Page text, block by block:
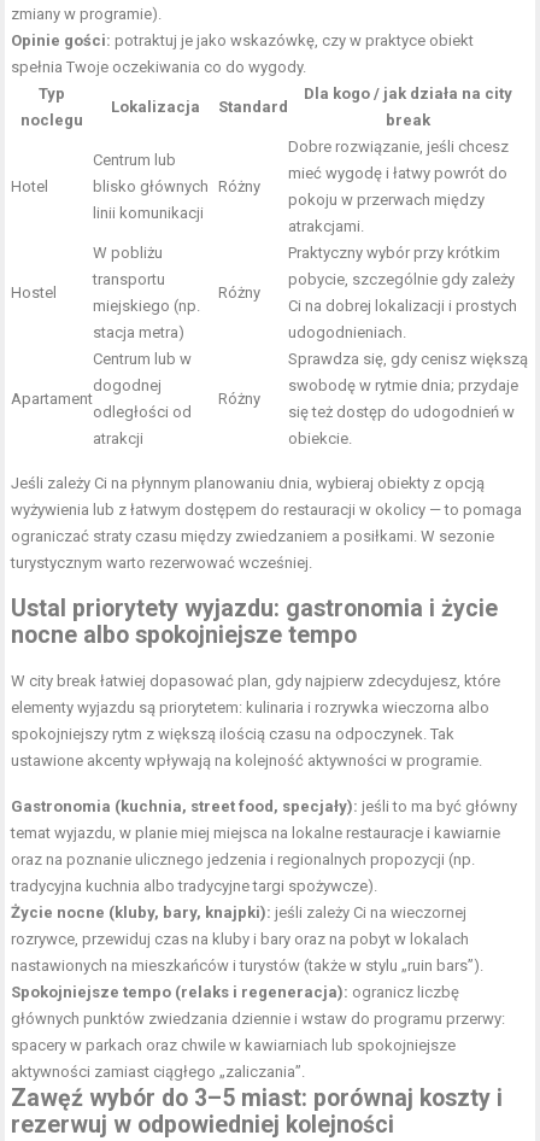
zmiany w programie).
Opinie gości: potraktuj je jako wskazówkę, czy w praktyce obiekt
spełnia Twoje oczekiwania co do wygody.
Typ
noclegu
Lokalizacja Standard
Dla kogo / jak działa na city
break
Hotel
Centrum lub
blisko głównych
linii komunikacji
Różny
Dobre rozwiązanie, jeśli chcesz
mieć wygodę i łatwy powrót do
pokoju w przerwach między
atrakcjami.
Hostel
W pobliżu
transportu
miejskiego (np.
stacja metra)
Różny
Praktyczny wybór przy krótkim
pobycie, szczególnie gdy zależy
Ci na dobrej lokalizacji i prostych
udogodnieniach.
Apartament
Centrum lub w
dogodnej
odległości od
atrakcji
Różny
Sprawdza się, gdy cenisz większą
swobodę w rytmie dnia; przydaje
się też dostęp do udogodnień w
obiekcie.
Jeśli zależy Ci na płynnym planowaniu dnia, wybieraj obiekty z opcją
wyżywienia lub z łatwym dostępem do restauracji w okolicy — to pomaga
ograniczać straty czasu między zwiedzaniem a posiłkami. W sezonie
turystycznym warto rezerwować wcześniej.
Ustal priorytety wyjazdu: gastronomia i życie
nocne albo spokojniejsze tempo
W city break łatwiej dopasować plan, gdy najpierw zdecydujesz, które
elementy wyjazdu są priorytetem: kulinaria i rozrywka wieczorna albo
spokojniejszy rytm z większą ilością czasu na odpoczynek. Tak
ustawione akcenty wpływają na kolejność aktywności w programie.
Gastronomia (kuchnia, street food, specjały): jeśli to ma być główny
temat wyjazdu, w planie miej miejsca na lokalne restauracje i kawiarnie
oraz na poznanie ulicznego jedzenia i regionalnych propozycji (np.
tradycyjna kuchnia albo tradycyjne targi spożywcze).
Życie nocne (kluby, bary, knajpki): jeśli zależy Ci na wieczornej
rozrywce, przewiduj czas na kluby i bary oraz na pobyt w lokalach
nastawionych na mieszkańców i turystów (także w stylu „ruin bars”).
Spokojniejsze tempo (relaks i regeneracja): ogranicz liczbę
głównych punktów zwiedzania dziennie i wstaw do programu przerwy:
spacery w parkach oraz chwile w kawiarniach lub spokojniejsze
aktywności zamiast ciągłego „zaliczania”.
Zawęź wybór do 3–5 miast: porównaj koszty i
rezerwuj w odpowiedniej kolejności